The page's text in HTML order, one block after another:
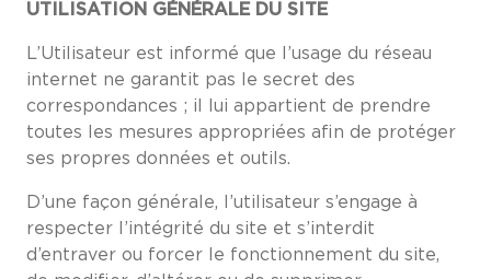
UTILISATION GÉNÉRALE DU SITE
L’Utilisateur est informé que l’usage du réseau
internet ne garantit pas le secret des
correspondances ; il lui appartient de prendre
toutes les mesures appropriées afin de protéger
ses propres données et outils.
D’une façon générale, l’utilisateur s’engage à
respecter l’intégrité du site et s’interdit
d’entraver ou forcer le fonctionnement du site,